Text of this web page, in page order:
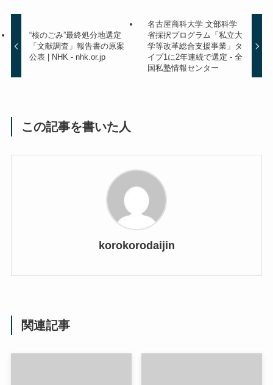
“核のごみ”最終処分地選定
「文献調査」報告書の原案
公表 | NHK - nhk.or.jp
名古屋商科大学 文部科学
省採択プログラム「私立大
学等改革総合支援事業」タ
イプ1に2年連続で選定 - 全
国私塾情報センター
この記事を書いた人
korokorodaijin
関連記事